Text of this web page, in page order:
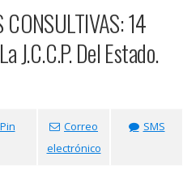
CONSULTIVAS: 14
J.C.C.P. Del Estado.
Pin
Correo
electrónico
SMS